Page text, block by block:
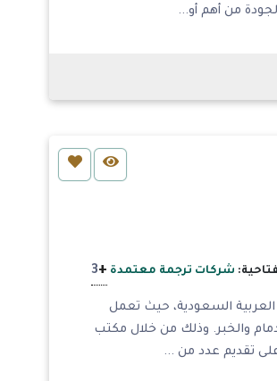
من أهم أو...
شركات ترجمة معتمدة +
3
السعودية، حيث تعمل
والخبر. وذلك من خلال مكتب
على تقديم عدد من ...